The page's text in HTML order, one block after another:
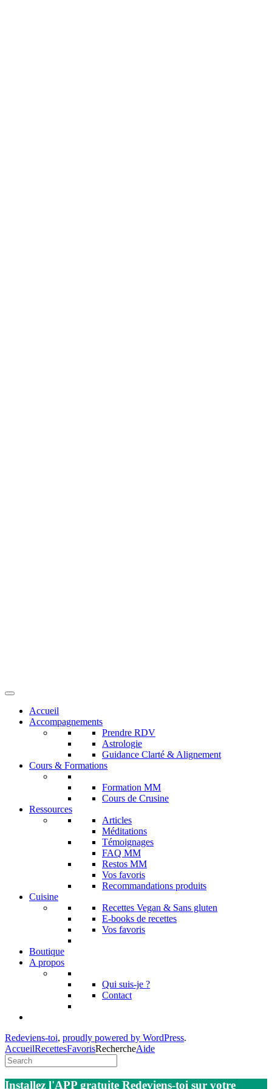
Accueil
Accompagnements
Prendre RDV
Astrologie
Guidance Clarté & Alignement
Cours & Formations
Formation MM
Cours de Crusine
Ressources
Articles
Méditations
Témoignages
FAQ MM
Restos MM
Vos favoris
Recommandations produits
Cuisine
Recettes Vegan & Sans gluten
E-books de recettes
Vos favoris
Boutique
A propos
Qui suis-je ?
Contact
Redeviens-toi, proudly powered by WordPress.
AccueilRecettesFavorisRechercheAide
Installez l'APP gratuite Redeviens-toi sur votre